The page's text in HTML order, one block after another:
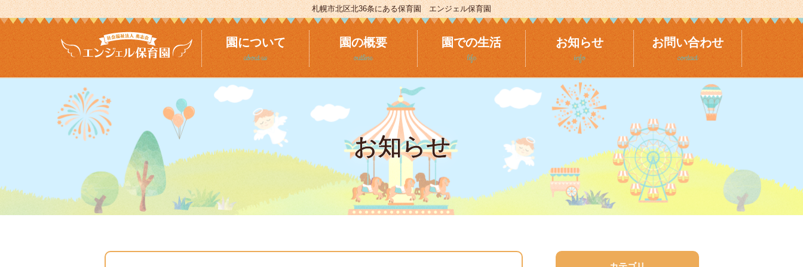
札幌市北区北36条にある保育園 エンジェル保育園
園について
about us
園の概要
outline
園での生活
life
お知らせ
info
お問い合わせ
contact
お知らせ